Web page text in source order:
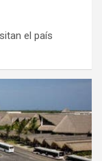
el país